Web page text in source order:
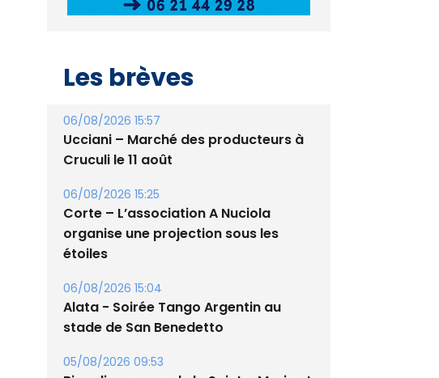
06/08/2026 15:57
Cruculi le 11 août
06/08/2026 15:25
organise une projection sous les
étoiles
06/08/2026 15:04
stade de San Benedetto
05/08/2026 09:53
procession le 14 août